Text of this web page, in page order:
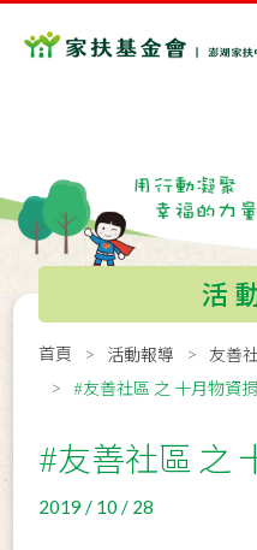
活
首頁 活動報導
友善
#友善社區 之 十月物資
#友善社區 之
2019 / 10 / 28